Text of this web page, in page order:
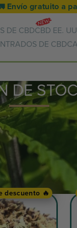
Envío gratuito a
DE CBDCBD EE.
DE CBD
DE
descuento 🔥